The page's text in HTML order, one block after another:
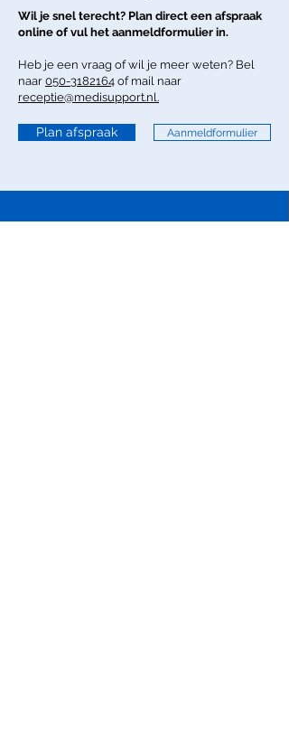
Wil je snel terecht? Plan direct een afspraak
online of vul het aanmeldformulier in.
Heb je een vraag of wil je meer weten? Bel
naar 050-3182164 of mail naar
receptie@medisupport.nl.
Plan afspraak Aanmeldformulier